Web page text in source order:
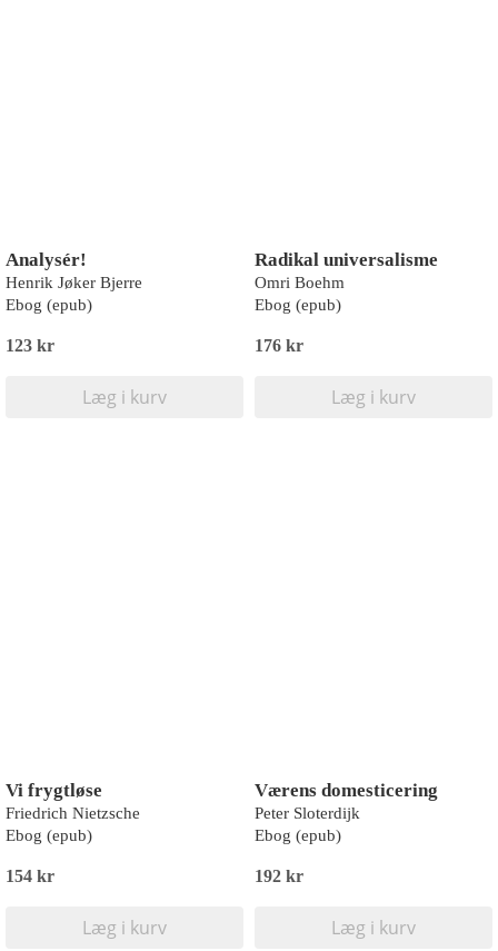
Analysér!
Henrik Jøker Bjerre
Ebog (epub)
123 kr
Læg i kurv
Radikal universalisme
Omri Boehm
Ebog (epub)
176 kr
Læg i kurv
Vi frygtløse
Friedrich Nietzsche
Ebog (epub)
154 kr
Læg i kurv
Værens domesticering
Peter Sloterdijk
Ebog (epub)
192 kr
Læg i kurv